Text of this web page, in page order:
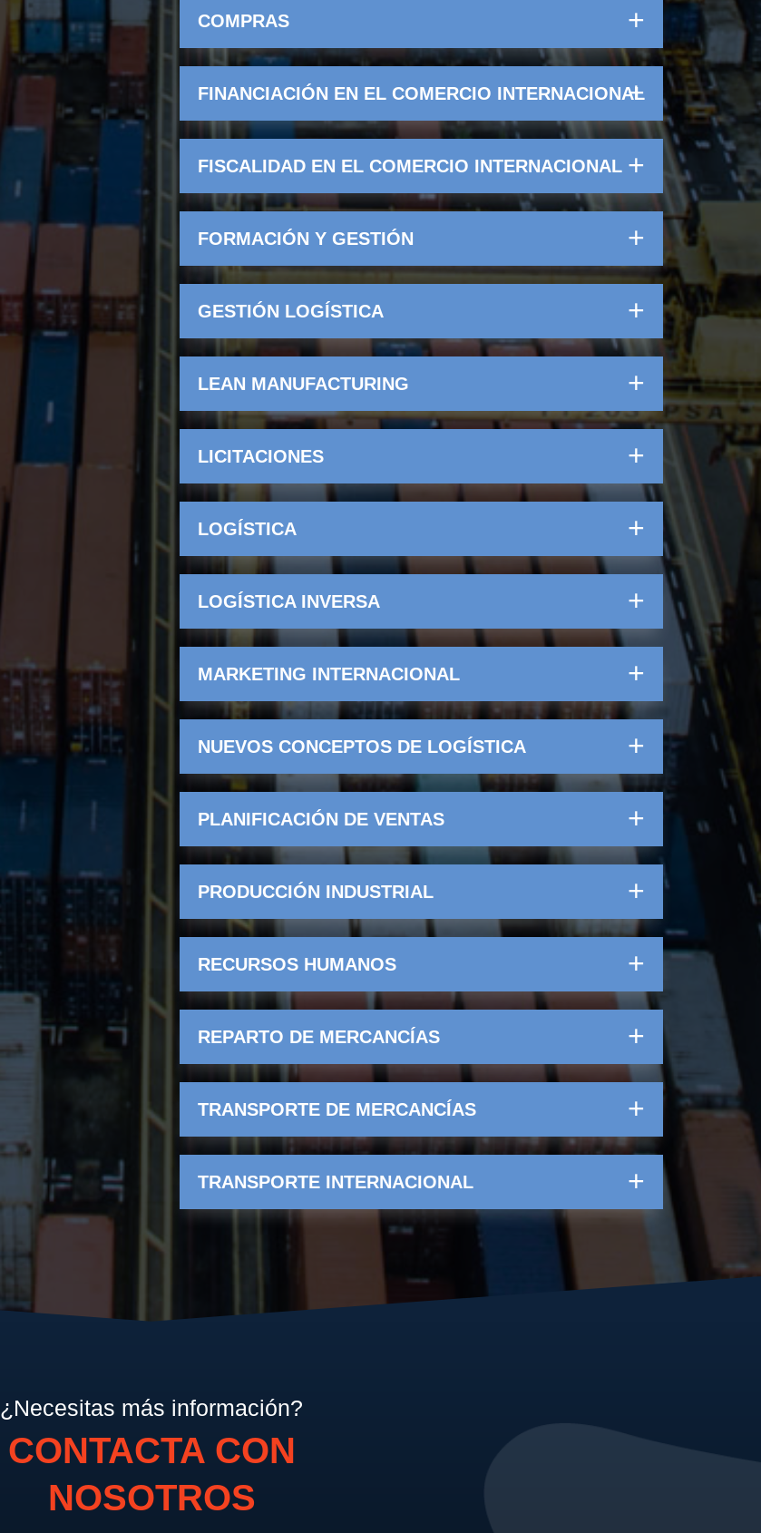
COMPRAS
FINANCIACIÓN EN EL COMERCIO INTERNACIONAL
FISCALIDAD EN EL COMERCIO INTERNACIONAL
FORMACIÓN Y GESTIÓN
GESTIÓN LOGÍSTICA
LEAN MANUFACTURING
LICITACIONES
LOGÍSTICA
LOGÍSTICA INVERSA
MARKETING INTERNACIONAL
NUEVOS CONCEPTOS DE LOGÍSTICA
PLANIFICACIÓN DE VENTAS
PRODUCCIÓN INDUSTRIAL
RECURSOS HUMANOS
REPARTO DE MERCANCÍAS
TRANSPORTE DE MERCANCÍAS
TRANSPORTE INTERNACIONAL
¿Necesitas más información?
CONTACTA CON
NOSOTROS